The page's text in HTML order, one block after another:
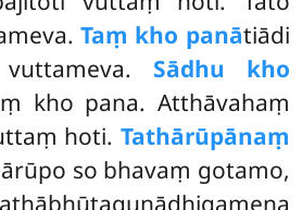
Taṃ kho panātiādi
vuttameva. Sādhu kho
kho pana. Atthāvahaṃ
hoti. Tathārūpānaṃ
so bhavaṃ gotamo,